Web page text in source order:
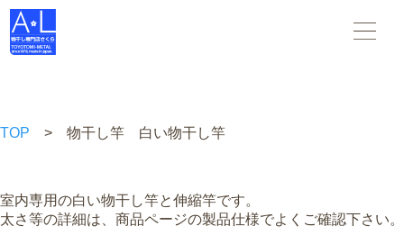
物干し竿 物干し台 布団干し がすべて揃う 物干し専門店さくら
。スタンダードな物干し・布団干しからデザインされた物干
し-- 創業45年の老舗物干しメーカーです。
TOP > 物干し竿 白い物干し竿
室内専用の白い物干し竿と伸縮竿です。
太さ等の詳細は、商品ページの製品仕様でよくご確認下さい。